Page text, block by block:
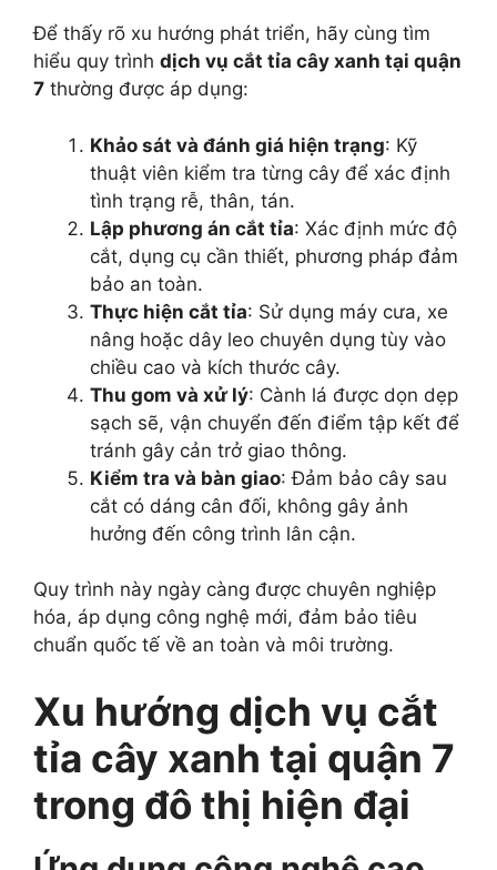
Để thấy rõ xu hướng phát triển, hãy cùng tìm
hiểu quy trình dịch vụ cắt tỉa cây xanh tại quận
7 thường được áp dụng:
Khảo sát và đánh giá hiện trạng: Kỹ
thuật viên kiểm tra từng cây để xác định
tình trạng rễ, thân, tán.
Lập phương án cắt tỉa: Xác định mức độ
cắt, dụng cụ cần thiết, phương pháp đảm
bảo an toàn.
Thực hiện cắt tỉa: Sử dụng máy cưa, xe
nâng hoặc dây leo chuyên dụng tùy vào
chiều cao và kích thước cây.
Thu gom và xử lý: Cành lá được dọn dẹp
sạch sẽ, vận chuyển đến điểm tập kết để
tránh gây cản trở giao thông.
Kiểm tra và bàn giao: Đảm bảo cây sau
cắt có dáng cân đối, không gây ảnh
hưởng đến công trình lân cận.
Quy trình này ngày càng được chuyên nghiệp
hóa, áp dụng công nghệ mới, đảm bảo tiêu
chuẩn quốc tế về an toàn và môi trường.
Xu hướng dịch vụ cắt
tỉa cây xanh tại quận 7
trong đô thị hiện đại